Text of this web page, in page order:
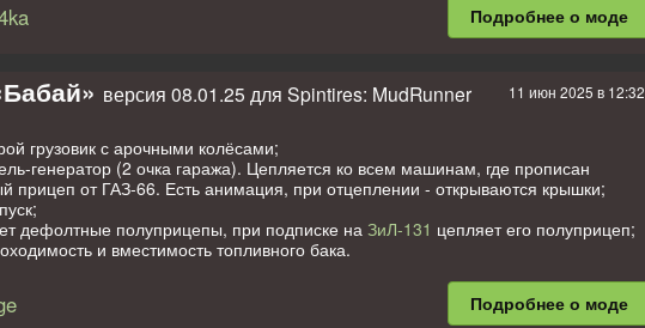
характеристики автомобиля (заблокирован дифф., изменён урон/топливо и
аддонов;
на кабине.
аддонов;
Сергей Косарев, Максим Пионер, ronnie, RedPow, pokemone.
Darius
Подробнее о моде
11 июн 2025 в 12:32
версия 08.01.25 для Spintires: MudRunner
грузовик с арочными колёсами;
генератор (2 очка гаража). Цепляется ко всем машинам, где прописан
прицеп от ГАЗ-66. Есть анимация, при отцеплении - открываются крышки;
дефолтные полуприцепы, при подписке на ЗиЛ-131 цепляет его полуприцеп;
и вместимость топливного бака.
Подробнее о моде